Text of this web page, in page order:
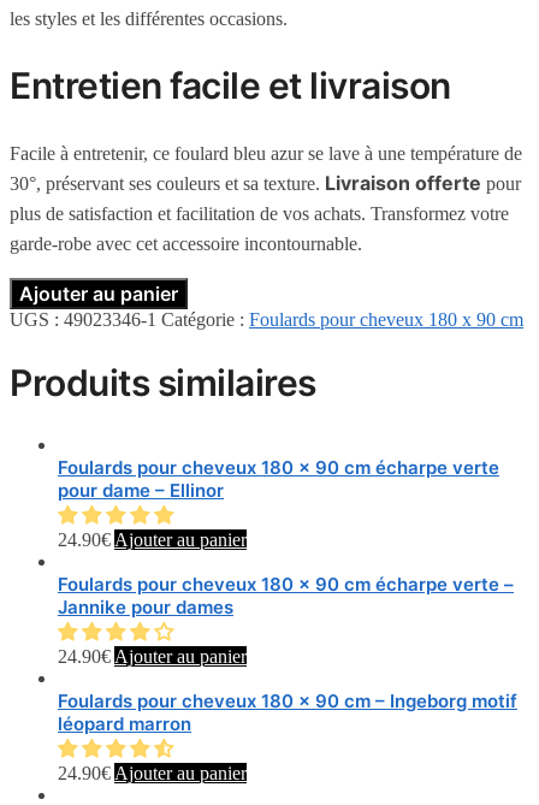
les styles et les différentes occasions.
Entretien facile et livraison
Facile à entretenir, ce foulard bleu azur se lave à une température de
30°, préservant ses couleurs et sa texture. Livraison offerte pour
plus de satisfaction et facilitation de vos achats. Transformez votre
garde-robe avec cet accessoire incontournable.
Ajouter au panier
UGS : 49023346-1 Catégorie : Foulards pour cheveux 180 x 90 cm
Produits similaires
Foulards pour cheveux 180 x 90 cm écharpe verte
pour dame – Ellinor
24.90€Ajouter au panier
Foulards pour cheveux 180 x 90 cm écharpe verte –
Jannike pour dames
24.90€Ajouter au panier
Foulards pour cheveux 180 x 90 cm – Ingeborg motif
léopard marron
24.90€Ajouter au panier